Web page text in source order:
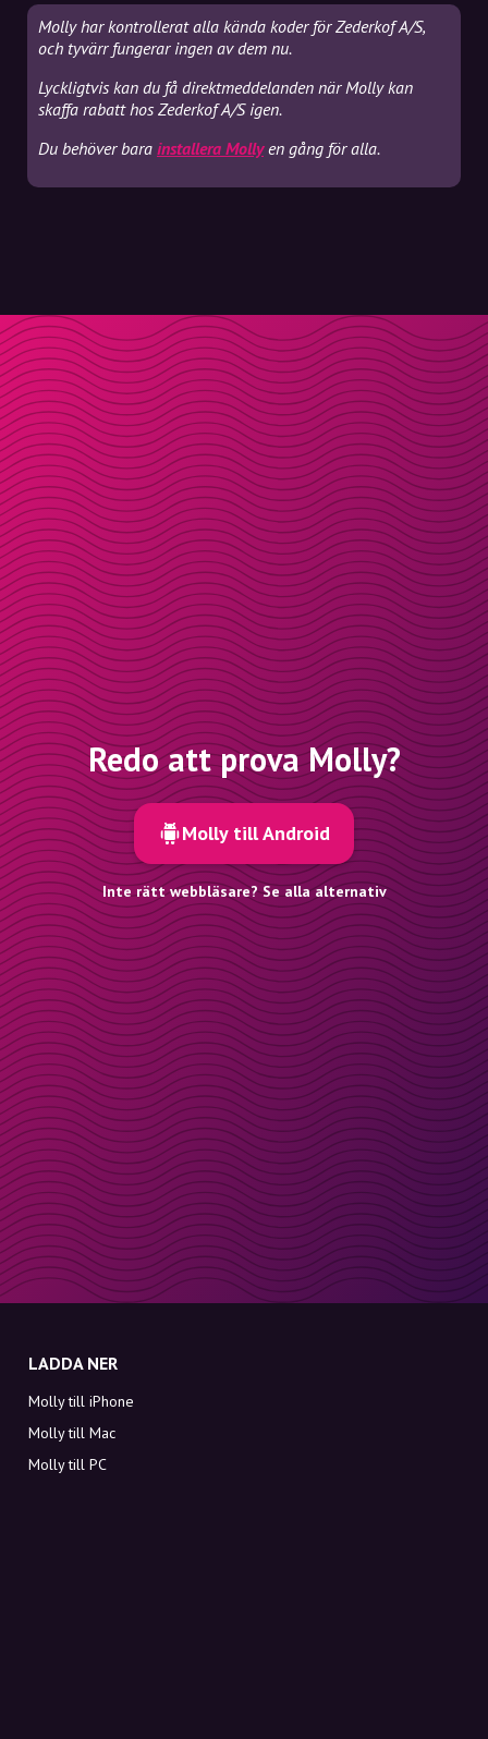
Molly har kontrollerat alla kända koder för Zederkof A/S,
och tyvärr fungerar ingen av dem nu.
Lyckligtvis kan du få direktmeddelanden när Molly kan
skaffa rabatt hos Zederkof A/S igen.
Du behöver bara installera Mollyen gång för alla.
Redo att prova Molly?
Molly till Android
Inte rätt webbläsare? Se alla alternativ
LADDA NER
Molly till iPhone
Molly till Mac
Molly till PC